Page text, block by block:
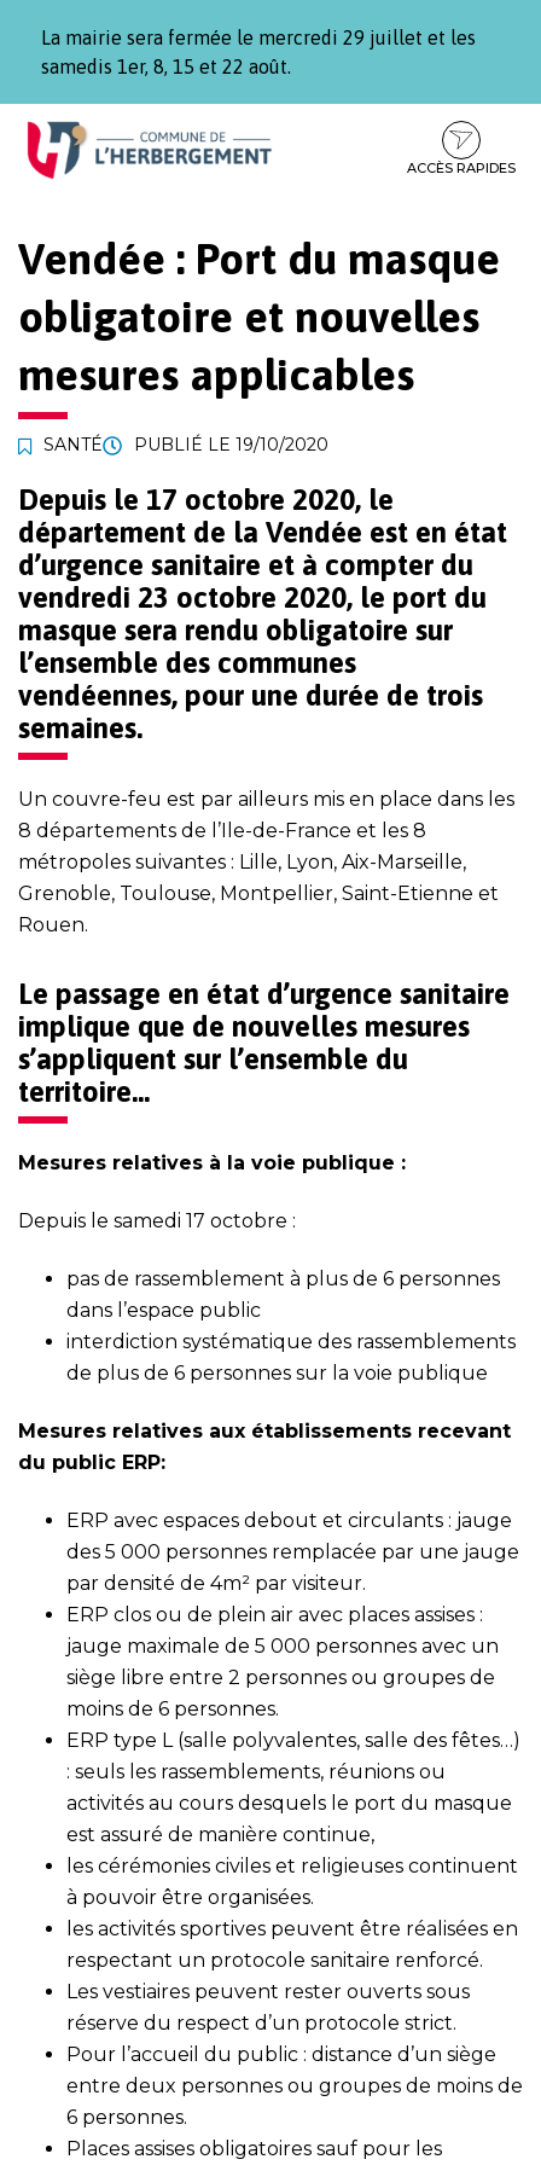
La mairie sera fermée le mercredi 29 juillet et les
samedis 1er, 8, 15 et 22 août.
Aller
Aller
contenu
Aller
pied
ACCÈS RAPIDES
Vendée : Port du masque
obligatoire et nouvelles
mesures applicables
SANTÉ PUBLIÉ LE 19/10/2020
Depuis le 17 octobre 2020, le
département de la Vendée est en état
d’urgence sanitaire et à compter du
vendredi 23 octobre 2020, le port du
masque sera rendu obligatoire sur
l’ensemble des communes
vendéennes, pour une durée de trois
semaines.
Un couvre-feu est par ailleurs mis en place dans les
8 départements de l’Ile-de-France et les 8
métropoles suivantes : Lille, Lyon, Aix-Marseille,
Grenoble, Toulouse, Montpellier, Saint-Etienne et
Rouen.
Le passage en état d’urgence sanitaire
implique que de nouvelles mesures
s’appliquent sur l’ensemble du
territoire…
Mesures relatives à la voie publique :
Depuis le samedi 17 octobre :
pas de rassemblement à plus de 6 personnes
dans l’espace public
interdiction systématique des rassemblements
de plus de 6 personnes sur la voie publique
Mesures relatives aux établissements recevant
du public ERP:
ERP avec espaces debout et circulants : jauge
des 5 000 personnes remplacée par une jauge
par densité de 4m² par visiteur.
ERP clos ou de plein air avec places assises :
jauge maximale de 5 000 personnes avec un
siège libre entre 2 personnes ou groupes de
moins de 6 personnes.
ERP type L (salle polyvalentes, salle des fêtes…)
: seuls les rassemblements, réunions ou
activités au cours desquels le port du masque
est assuré de manière continue,
les cérémonies civiles et religieuses continuent
à pouvoir être organisées.
les activités sportives peuvent être réalisées en
respectant un protocole sanitaire renforcé.
Les vestiaires peuvent rester ouverts sous
réserve du respect d’un protocole strict.
Pour l’accueil du public : distance d’un siège
entre deux personnes ou groupes de moins de
6 personnes.
Places assises obligatoires sauf pour les